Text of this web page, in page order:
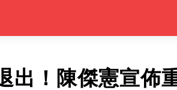
出！陳傑憲宣佈